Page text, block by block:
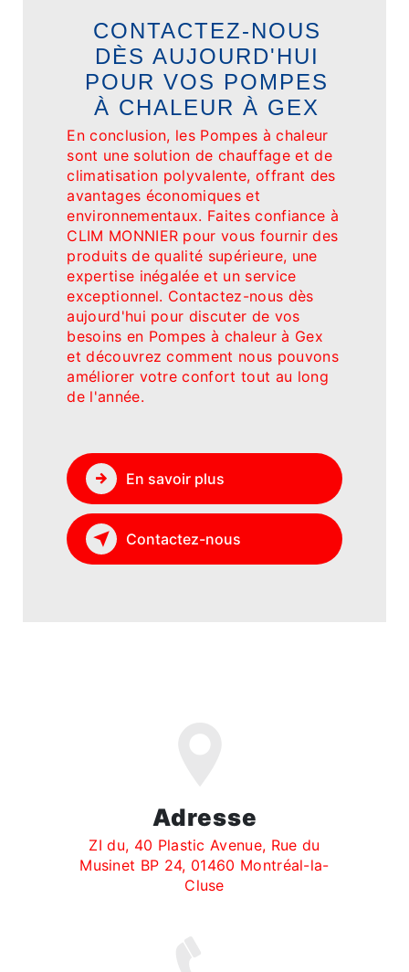
CONTACTEZ-NOUS
DÈS AUJOURD'HUI
POUR VOS POMPES
À CHALEUR À GEX
En conclusion, les Pompes à chaleur
sont une solution de chauffage et de
climatisation polyvalente, offrant des
avantages économiques et
environnementaux. Faites confiance à
CLIM MONNIER pour vous fournir des
produits de qualité supérieure, une
expertise inégalée et un service
exceptionnel. Contactez-nous dès
aujourd'hui pour discuter de vos
besoins en Pompes à chaleur à Gex
et découvrez comment nous pouvons
améliorer votre confort tout au long
de l'année.
En savoir plus
Contactez-nous
Adresse
ZI du, 40 Plastic Avenue, Rue du
Musinet BP 24, 01460 Montréal-la-
Cluse